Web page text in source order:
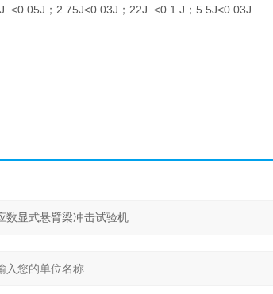
<0.05J；2.75J<0.03J；22J <0.1 J；5.5J<0.03J